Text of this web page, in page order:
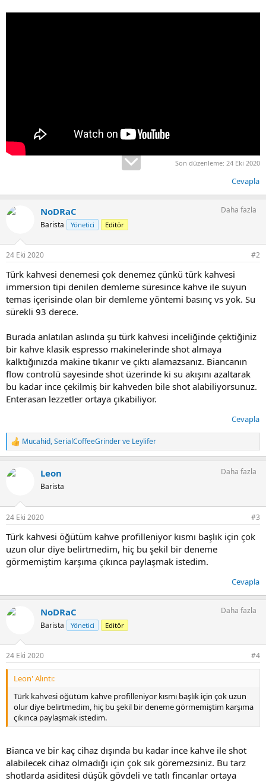
Son düzenleme: 24 Eki 2020
Cevapla
NoDRaC
Barista Yönetici Editör
Daha fazla
24 Eki 2020 #2
Türk kahvesi denemesi çok denemez çünkü türk kahvesi
immersion tipi denilen demleme süresince kahve ile suyun
temas içerisinde olan bir demleme yöntemi basınç vs yok. Su
sürekli 93 derece.
Burada anlatılan aslında şu türk kahvesi inceliğinde çektiğiniz
bir kahve klasik espresso makinelerinde shot almaya
kalktığınızda makine tıkanır ve çıktı alamazsanız. Biancanın
flow controlü sayesinde shot üzerinde ki su akışını azaltarak
bu kadar ince çekilmiş bir kahveden bile shot alabiliyorsunuz.
Enterasan lezzetler ortaya çıkabiliyor.
Cevapla
T
e
k
:
Mucahid,SerialCoffeeGrinderve Leylifer
Leon
Barista
Daha fazla
24 Eki 2020 #3
Türk kahvesi öğütüm kahve profilleniyor kısmı başlık için çok
uzun olur diye belirtmedim, hiç bu şekil bir deneme
görmemiştim karşıma çıkınca paylaşmak istedim.
Cevapla
NoDRaC
Barista Yönetici Editör
Daha fazla
24 Eki 2020 #4
Leon' Alıntı:
Türk kahvesi öğütüm kahve profilleniyor kısmı başlık için çok uzun
olur diye belirtmedim, hiç bu şekil bir deneme görmemiştim karşıma
çıkınca paylaşmak istedim.
Bianca ve bir kaç cihaz dışında bu kadar ince kahve ile shot
alabilecek cihaz olmadığı için çok sık göremezsiniz. Bu tarz
shotlarda asiditesi düşük gövdeli ve tatlı fincanlar ortaya